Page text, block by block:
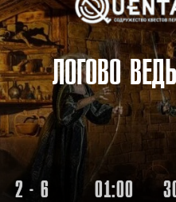
Антуражные
Ограбление
СБРОСИТЬ ФИЛЬТР
ЛОГОВО
2 - 6 01:00